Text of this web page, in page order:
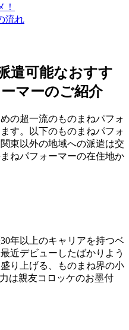
流れ
遣可能なおすす
マーのご紹介
の超一流のものまねパフォ
す。以下のものまねパフォ
東以外の地域への派遣は交
ねパフォーマーの在住地か
年以上のキャリアを持つベ
近デビューしたばかりよう
り上げる、ものまね界の小
は親友コロッケのお墨付